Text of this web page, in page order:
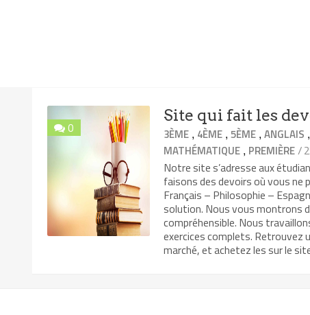
0
Site qui fait les
3ÈME , 4ÈME ,5ÈME ,ANGLAIS ,
MATHÉMATIQUE , PREMIÈRE/
Notre site s’adresse aux
faisons des devoirs où vous ne
Français – Philosophie –
solution. Nous vous montrons
compréhensible. Nous
exercices complets. Retrouvez
marché, et achetez les sur le